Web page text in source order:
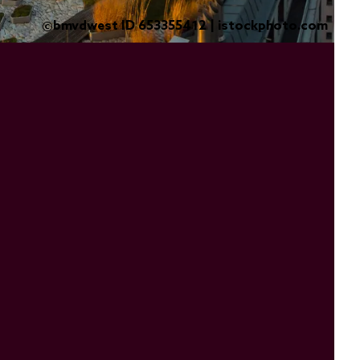
©bmvdwest ID 653355412 | istockphoto.com